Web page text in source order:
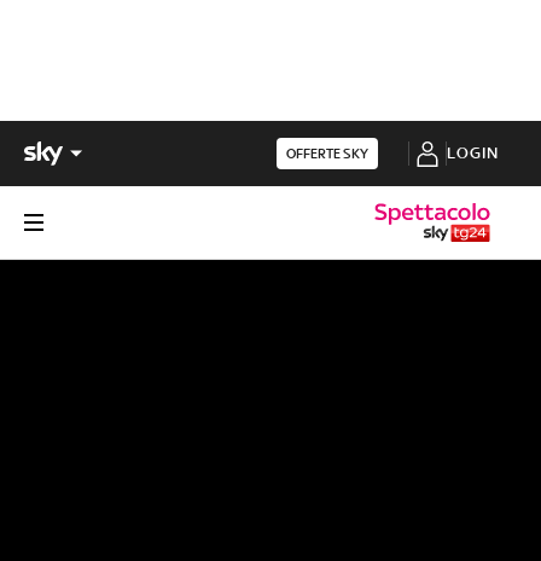
OFFERTE SKY LOGIN